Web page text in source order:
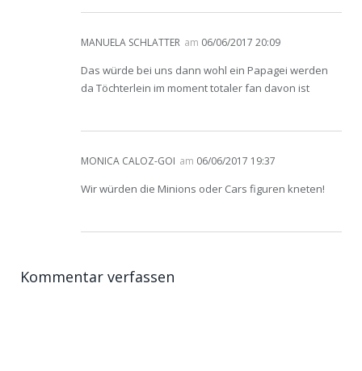
MANUELA SCHLATTER am 06/06/2017 20:09
Das würde bei uns dann wohl ein Papagei werden
da Töchterlein im moment totaler fan davon ist
MONICA CALOZ-GOI am 06/06/2017 19:37
Wir würden die Minions oder Cars figuren kneten!
Kommentar verfassen